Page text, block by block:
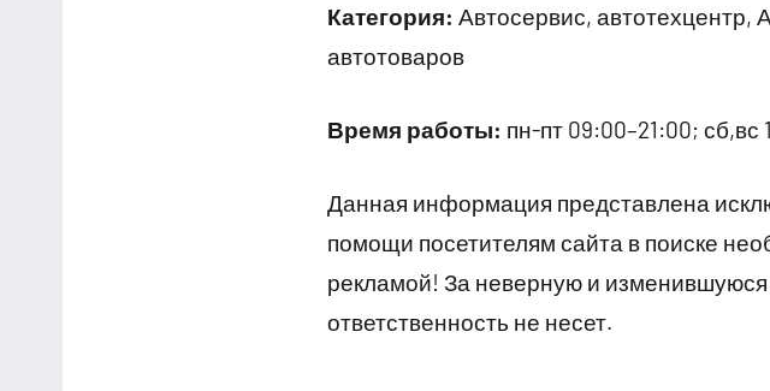
Категория: Автосервис, автотехцентр,
автотоваров
Время работы: пн-пт 09:00–21:00; сб,вс
Данная информация представлена
помощи посетителям сайта в поиске
рекламой! За неверную и
ответственность не несет.